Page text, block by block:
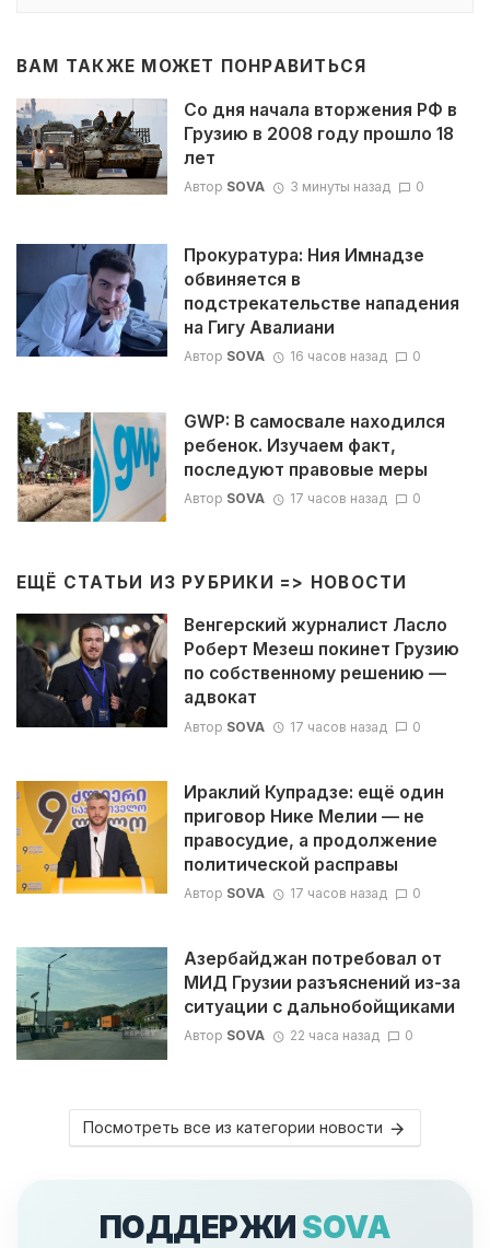
ВАМ ТАКЖЕ МОЖЕТ ПОНРАВИТЬСЯ
Со дня начала вторжения РФ в
Грузию в 2008 году прошло 18
лет
Автор SOVA 3 минуты назад 0
Прокуратура: Ния Имнадзе
обвиняется в
подстрекательстве нападения
на Гигу Авалиани
Автор SOVA 16 часов назад 0
GWP: В самосвале находился
ребенок. Изучаем факт,
последуют правовые меры
Автор SOVA 17 часов назад 0
ЕЩЁ СТАТЬИ ИЗ РУБРИКИ => НОВОСТИ
Венгерский журналист Ласло
Роберт Мезеш покинет Грузию
по собственному решению —
адвокат
Автор SOVA 17 часов назад 0
Ираклий Купрадзе: ещё один
приговор Нике Мелии — не
правосудие, а продолжение
политической расправы
Автор SOVA 17 часов назад 0
Азербайджан потребовал от
МИД Грузии разъяснений из-за
ситуации с дальнобойщиками
Автор SOVA 22 часа назад 0
Посмотреть все из категории новости
ПОДДЕРЖИ SOVA